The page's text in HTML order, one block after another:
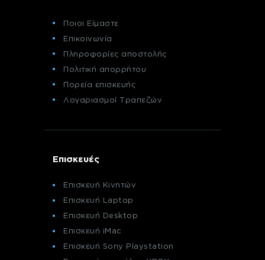
Ποιοι Είμαστε
Επικοινωνία
Πληροφορίες αποστολής
Πολιτική απορρήτου
Πορεία επισκευής
Λογαριασμοί Τραπεζών
Επισκευές
Επισκευή Κινητών
Επισκευή Laptop
Επισκευή Desktop
Επισκευή iMac
Επισκευή Sony Playstation